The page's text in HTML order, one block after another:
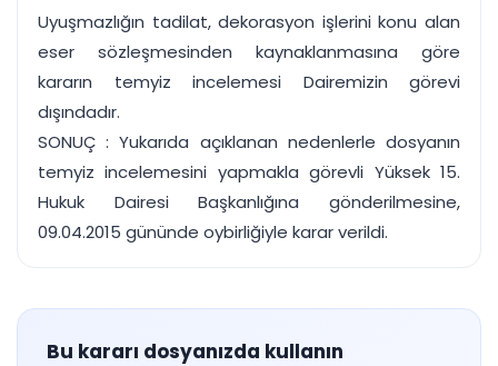
Tüm özellikleri inceleyin Ücretsiz Başlayın
Uyuşmazlığın tadilat, dekorasyon işlerini konu alan
eser sözleşmesinden kaynaklanmasına göre
kararın temyiz incelemesi Dairemizin görevi
dışındadır.
SONUÇ : Yukarıda açıklanan nedenlerle dosyanın
temyiz incelemesini yapmakla görevli Yüksek 15.
Hukuk Dairesi Başkanlığına gönderilmesine,
09.04.2015 gününde oybirliğiyle karar verildi.
Bu kararı dosyanızda kullanın